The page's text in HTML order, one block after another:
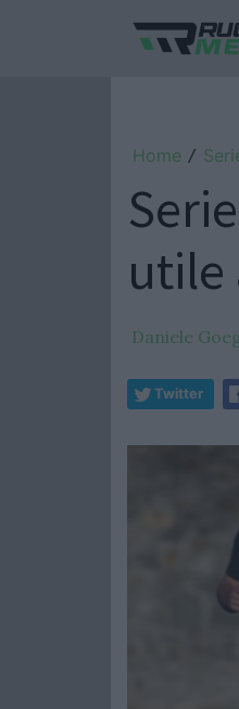
Home /
utile
Daniele
Twitter